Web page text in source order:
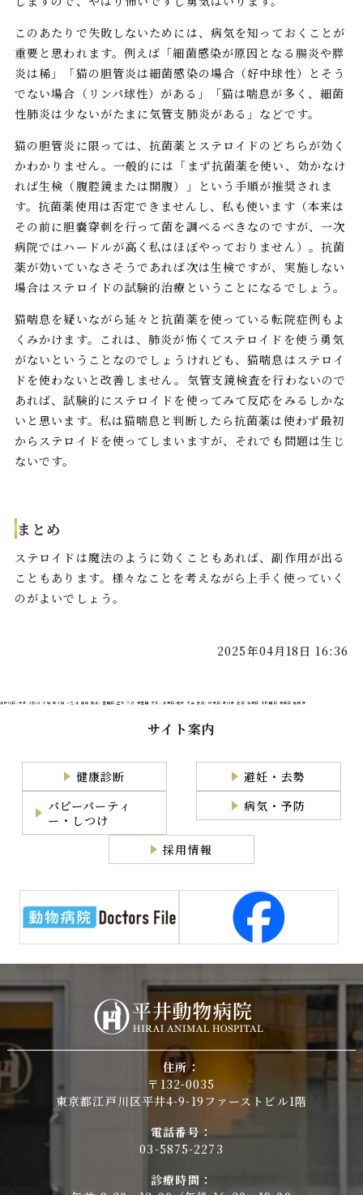
このあたりで失敗しないためには、病気を知っておくことが
重要と思われます。例えば「細菌感染が原因となる腸炎や膵
炎は稀」「猫の胆管炎は細菌感染の場合（好中球性）とそう
でない場合（リンパ球性）がある」「猫は喘息が多く、細菌
性肺炎は少ないがたまに気管支肺炎がある」などです。
猫の胆管炎に限っては、抗菌薬とステロイドのどちらが効く
かわかりません。一般的には「まず抗菌薬を使い、効かなけ
れば生検（腹腔鏡または開腹）」という手順が推奨されま
す。抗菌薬使用は否定できませんし、私も使います（本来は
その前に胆嚢穿刺を行って菌を調べるべきなのですが、一次
病院ではハードルが高く私はほぼやっておりません）。抗菌
薬が効いていなさそうであれば次は生検ですが、実施しない
場合はステロイドの試験的治療ということになるでしょう。
猫喘息を疑いながら延々と抗菌薬を使っている転院症例もよ
くみかけます。これは、肺炎が怖くてステロイドを使う勇気
がないということなのでしょうけれども、猫喘息はステロイ
ドを使わないと改善しません。気管支鏡検査を行わないので
あれば、試験的にステロイドを使ってみて反応をみるしかな
いと思います。私は猫喘息と判断したら抗菌薬は使わず最初
からステロイドを使ってしまいますが、それでも問題は生じ
ないです。
まとめ
ステロイドは魔法のように効くこともあれば、副作用が出る
こともあります。様々なことを考えながら上手く使っていく
のがよいでしょう。
2025年04月18日 16:36
江戸川区(平井 小松川 小岩 新小岩 一之江 篠崎 瑞江) 墨田区(立花 八広 東墨田 文花) 江東区(亀戸 大島 豊洲) 中央区 市川市 港区 台東区 千代田区 葛飾区 船橋市
サイト案内
健康診断
避妊・去勢
パピーパーティ
ー・しつけ
病気・予防
採用情報
住所：
〒132-0035
東京都江戸川区平井4-9-19ファーストビル1階
電話番号：
03-5875-2273
診療時間：